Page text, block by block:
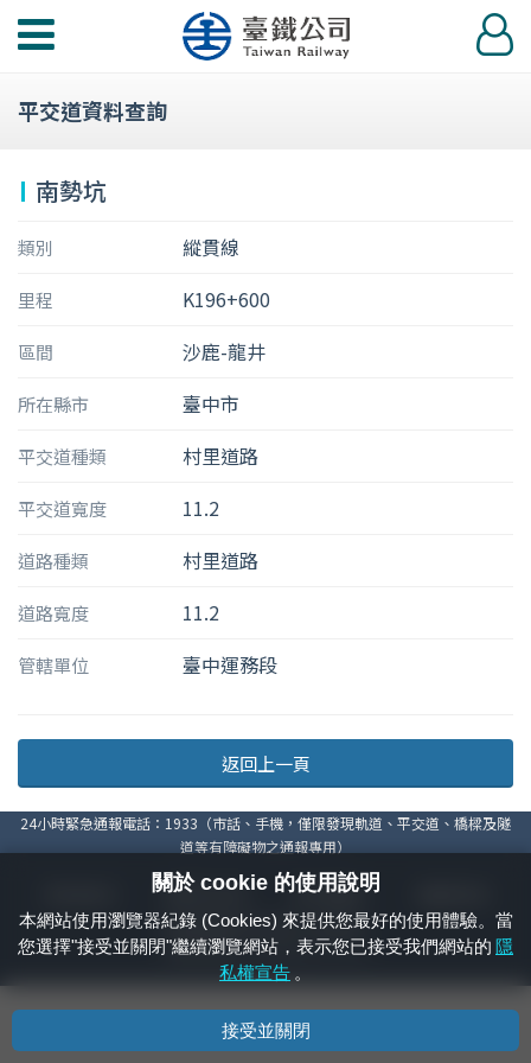
功
選
登
入
平交道資料查詢
南勢坑
類別 縱貫線
里程 K196+600
區間 沙鹿-龍井
所在縣市 臺中市
平交道種類 村里道路
平交道寬度 11.2
道路種類 村里道路
道路寬度 11.2
管轄單位 臺中運務段
返回上一頁
24小時緊急通報電話：1933（市話、手機，僅限發現軌道、平交道、橋樑及隧
道等有障礙物之通報專用）
資通安全政策 著作權聲明
國營臺灣鐵路股份有限公司 © 版權所有
本頁產生時間： 2026/08/06 22:21:24
關於 cookie 的使用說明
本網站使用瀏覽器紀錄 (Cookies) 來提供您最好的使用體驗。當
您選擇"接受並關閉"繼續瀏覽網站，表示您已接受我們網站的 隱
私權宣告 。
接受並關閉